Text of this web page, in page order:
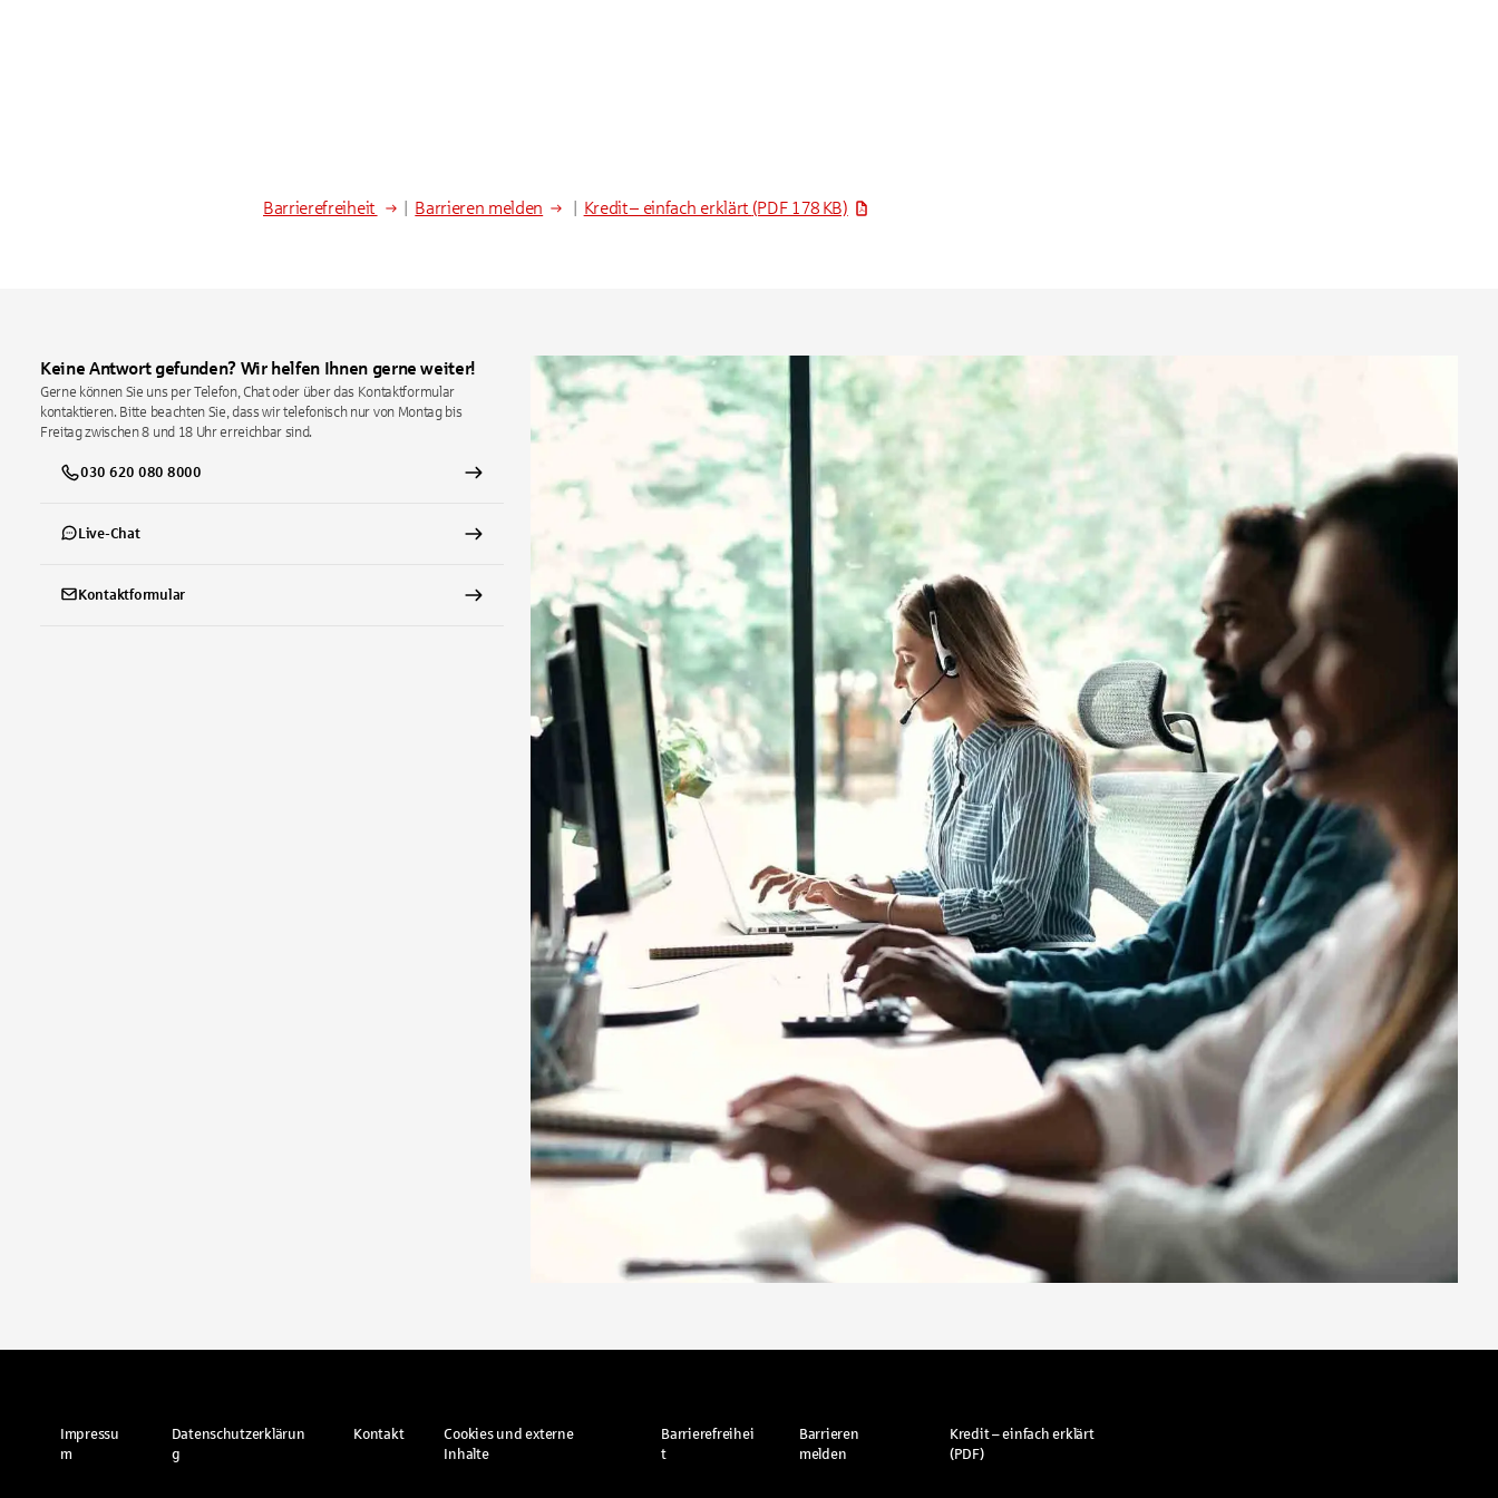
Barrierefreiheit Barrieren melden Kredit – einfach erklärt (PDF 178 KB)
Keine Antwort gefunden? Wir helfen Ihnen gerne weiter!
Gerne können Sie uns per Telefon, Chat oder über das Kontaktformular
kontaktieren. Bitte beachten Sie, dass wir telefonisch nur von Montag bis
Freitag zwischen 8 und 18 Uhr erreichbar sind.
030 620 080 8000
Live-Chat
Kontaktformular
Impressu
m
Datenschutzerklärun
g
Kontakt
Cookies und externe
Inhalte
Barrierefreihei
t
Barrieren
melden
Kredit – einfach erklärt
(PDF)